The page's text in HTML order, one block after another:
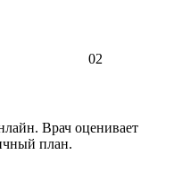
02
Врач оценивает
план.